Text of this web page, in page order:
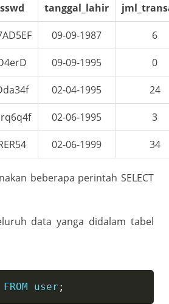
tanggal_lahir
09-09-1987 6
09-09-1995 0
02-04-1995 24
02-06-1995 3
02-06-1999 34
beberapa perintah SELECT
data yanga didalam tabel
FROM user ;